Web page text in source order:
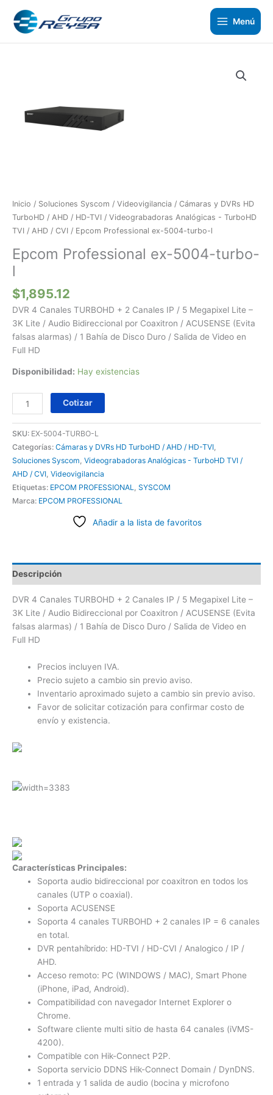
contenido
Menú
Inicio / Soluciones Syscom / Videovigilancia / Cámaras y DVRs HD
TurboHD / AHD / HD-TVI / Videograbadoras Analógicas - TurboHD
TVI / AHD / CVI / Epcom Professional ex-5004-turbo-l
Epcom Professional ex-5004-turbo-
l
$1,895.12
DVR 4 Canales TURBOHD + 2 Canales IP / 5 Megapixel Lite –
3K Lite / Audio Bidireccional por Coaxitron / ACUSENSE (Evita
falsas alarmas) / 1 Bahía de Disco Duro / Salida de Video en
Full HD
Disponibilidad: Hay existencias
turbo-
Cotizar
SKU: EX-5004-TURBO-L
Categorías: Cámaras y DVRs HD TurboHD / AHD / HD-TVI,
Soluciones Syscom, Videograbadoras Analógicas - TurboHD TVI /
AHD / CVI, Videovigilancia
Etiquetas: EPCOM PROFESSIONAL, SYSCOM
Marca: EPCOM PROFESSIONAL
Añadir a la lista de favoritos
Descripción
DVR 4 Canales TURBOHD + 2 Canales IP / 5 Megapixel Lite –
3K Lite / Audio Bidireccional por Coaxitron / ACUSENSE (Evita
falsas alarmas) / 1 Bahía de Disco Duro / Salida de Video en
Full HD
Precios incluyen IVA.
Precio sujeto a cambio sin previo aviso.
Inventario aproximado sujeto a cambio sin previo aviso.
Favor de solicitar cotización para confirmar costo de
envío y existencia.
Características Principales:
Soporta audio bidireccional por coaxitron en todos los
canales (UTP o coaxial).
Soporta ACUSENSE
Soporta 4 canales TURBOHD + 2 canales IP = 6 canales
en total.
DVR pentahíbrido: HD-TVI / HD-CVI / Analogico / IP /
AHD.
Acceso remoto: PC (WINDOWS / MAC), Smart Phone
(iPhone, iPad, Android).
Compatibilidad con navegador Internet Explorer o
Chrome.
Software cliente multi sitio de hasta 64 canales (iVMS-
4200).
Compatible con Hik-Connect P2P.
Soporta servicio DDNS Hik-Connect Domain / DynDNS.
1 entrada y 1 salida de audio (bocina y microfono